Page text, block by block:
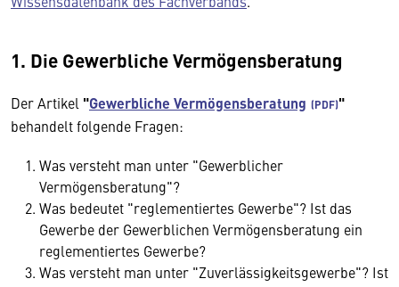
1. Die Gewerbliche Vermögensberatung
Der Artikel "Gewerbliche Vermögensberatung "
behandelt folgende Fragen:
Was versteht man unter "Gewerblicher
Vermögensberatung"?
Was bedeutet "reglementiertes Gewerbe"? Ist das
Gewerbe der Gewerblichen Vermögensberatung ein
reglementiertes Gewerbe?
Was versteht man unter "Zuverlässigkeitsgewerbe"? Ist